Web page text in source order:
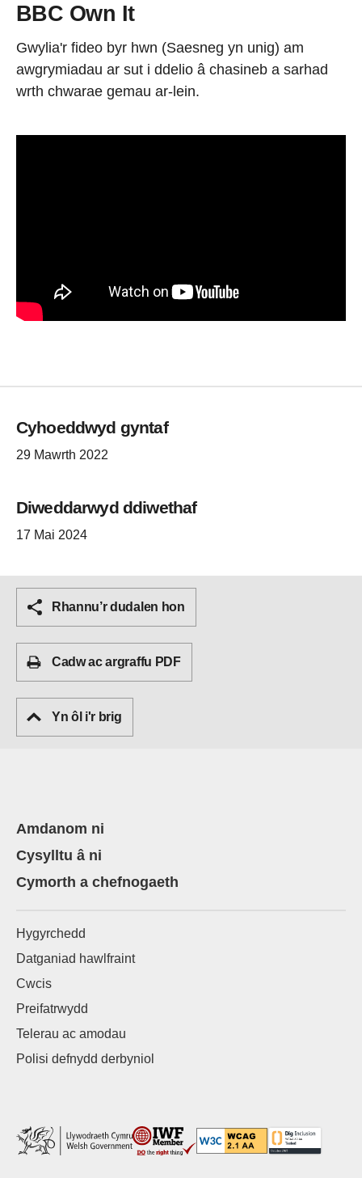
BBC Own It
Gwylia'r fideo byr hwn (Saesneg yn unig) am
awgrymiadau ar sut i ddelio â chasineb a sarhad
wrth chwarae gemau ar-lein.
Cyhoeddwyd gyntaf
29 Mawrth 2022
Diweddarwyd ddiwethaf
17 Mai 2024
Rhannu’r dudalen hon
Cadw ac argraffu PDF
Yn ôl i'r brig
Amdanom ni
Cysylltu â ni
Cymorth a chefnogaeth
Hygyrchedd
Datganiad hawlfraint
Cwcis
Preifatrwydd
Telerau ac amodau
Polisi defnydd derbyniol